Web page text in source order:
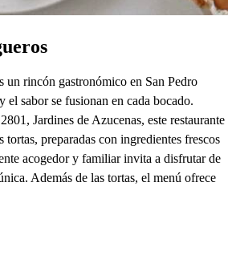
un rincón gastronómico en San Pedro
sabor se fusionan en cada bocado.
Jardines de Azucenas, este restaurante
tortas, preparadas con ingredientes frescos
acogedor y familiar invita a disfrutar de
Además de las tortas, el menú ofrece